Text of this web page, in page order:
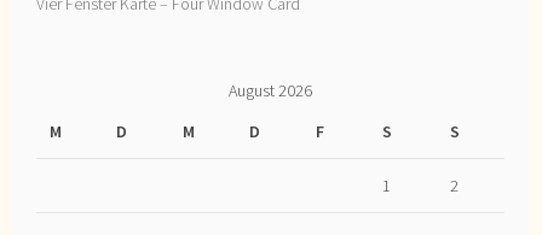
August 2026
M
D M D F S S
1 2